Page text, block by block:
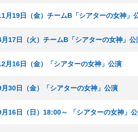
月19日（金）チームB「シアターの女神」
17日（火）チームB「シアターの女神」公
月16日（金）「シアターの女神」公演
30日（金）「シアターの女神」公演
16日（日）18:00～ 「シアターの女神」